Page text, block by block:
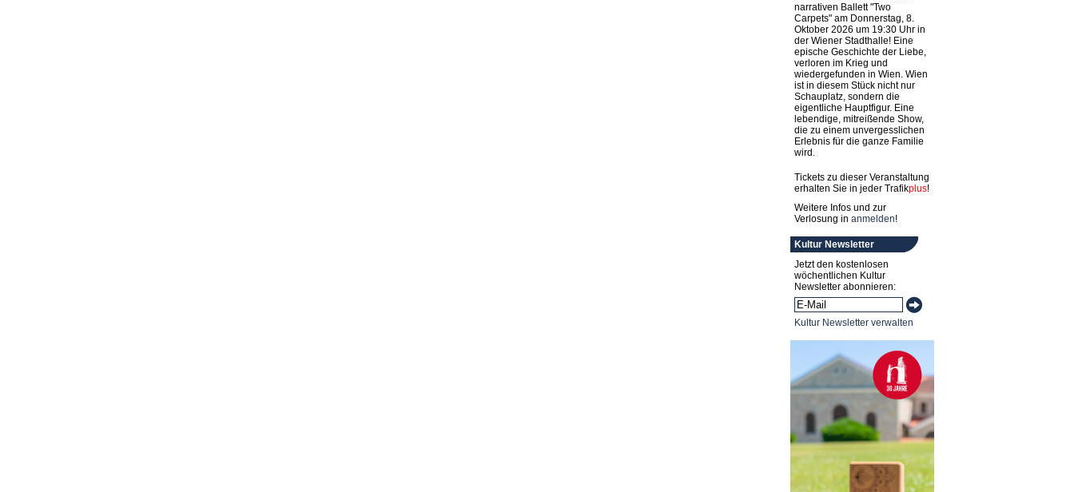
narrativen Ballett "Two
Carpets" am Donnerstag, 8.
Oktober 2026 um 19:30 Uhr in
der Wiener Stadthalle! Eine
epische Geschichte der Liebe,
verloren im Krieg und
wiedergefunden in Wien. Wien
ist in diesem Stück nicht nur
Schauplatz, sondern die
eigentliche Hauptfigur. Eine
lebendige, mitreißende Show,
die zu einem unvergesslichen
Erlebnis für die ganze Familie
wird.
Tickets zu dieser Veranstaltung
erhalten Sie in jeder Trafikplus!
Weitere Infos und zur
Verlosung in anmelden!
Kultur Newsletter
Jetzt den kostenlosen
wöchentlichen Kultur
Newsletter abonnieren:
Kultur Newsletter verwalten